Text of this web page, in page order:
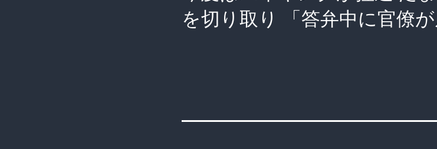
を切り取り 「答弁中に官僚